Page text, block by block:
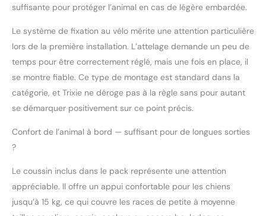
supporte des chiens
RANGER : Lorsque tu
veux voyager avec ton
chien, cette remorque
pour chien se plie
facilement. Parfait
quand tu veux
emmener ton chien en
accessoires pour
exigences élevées que
nous imposons à tous
nos produits. TRIXIE allie
une excellente qualité à
suffisante pour protéger l’animal en cas de légère embardée.
Le système de fixation au vélo mérite une attention particulière
lors de la première installation. L’attelage demande un peu de
temps pour être correctement réglé, mais une fois en place, il
se montre fiable. Ce type de montage est standard dans la
catégorie, et Trixie ne déroge pas à la règle sans pour autant
se démarquer positivement sur ce point précis.
Confort de l’animal à bord — suffisant pour de longues sorties
?
Le coussin inclus dans le pack représente une attention
appréciable. Il offre un appui confortable pour les chiens
jusqu’à 15 kg, ce qui couvre les races de petite à moyenne